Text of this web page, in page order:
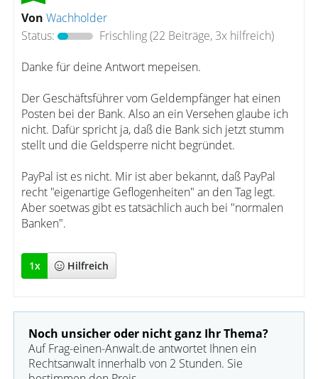
Von Wachholder
Status:
Frischling(22 Beiträge, 3x hilfreich)
Danke für deine Antwort mepeisen.
Der Geschäftsführer vom Geldempfänger hat einen
Posten bei der Bank. Also an ein Versehen glaube ich
nicht. Dafür spricht ja, daß die Bank sich jetzt stumm
stellt und die Geldsperre nicht begründet.
PayPal ist es nicht. Mir ist aber bekannt, daß PayPal
recht "eigenartige Geflogenheiten" an den Tag legt.
Aber soetwas gibt es tatsächlich auch bei "normalen
Banken".
1x Hilfreich
Noch unsicher oder nicht ganz Ihr Thema?
Auf Frag-einen-Anwalt.de antwortet Ihnen ein
Rechtsanwalt innerhalb von 2 Stunden. Sie